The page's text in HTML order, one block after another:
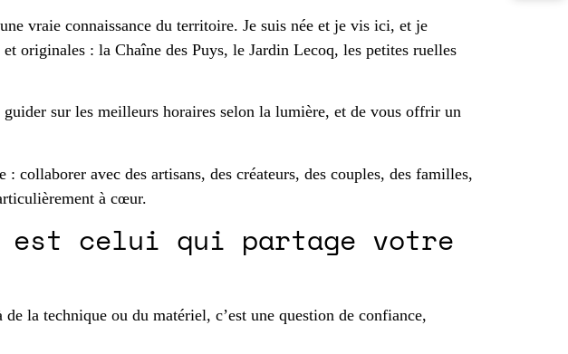
vraie connaissance du territoire. Je suis née et je vis ici, et je
originales : la Chaîne des Puys, le Jardin Lecoq, les petites ruelles
sur les meilleurs horaires selon la lumière, et de vous offrir un
collaborer avec des artisans, des créateurs, des couples, des familles,
à cœur.
est celui qui partage votre
la technique ou du matériel, c’est une question de confiance,